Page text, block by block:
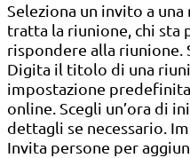
Seleziona un invito a
tratta la riunione, chi sta
rispondere alla riunione.
Digita il titolo di una
impostazione
online. Scegli un’ora di
dettagli se necessario.
Invita persone per